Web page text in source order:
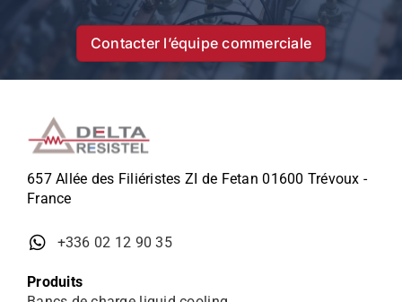
Contacter l’équipe commerciale
657 Allée des Filiéristes ZI de Fetan 01600 Trévoux -
France
+336 02 12 90 35
Produits